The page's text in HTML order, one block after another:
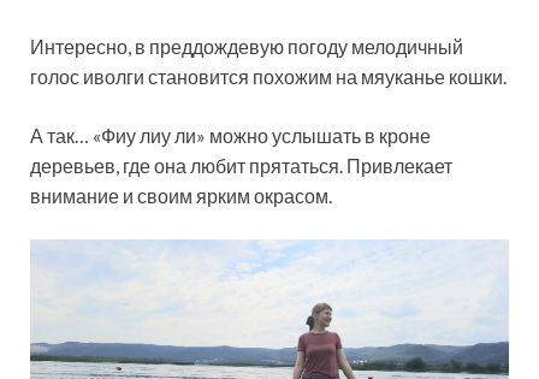
Интересно, в преддождевую погоду мелодичный
голос иволги становится похожим на мяуканье кошки.
А так… «Фиу лиу ли» можно услышать в кроне
деревьев, где она любит прятаться. Привлекает
внимание и своим ярким окрасом.